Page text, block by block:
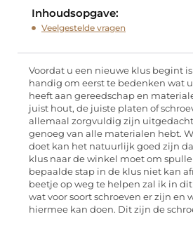
Inhoudsopgave:
Veelgestelde vragen
Voordat u een nieuwe klus begint
handig om eerst te bedenken wat
heeft aan gereedschap en
juist hout, de juiste platen of
allemaal zorgvuldig zijn
genoeg van alle materialen hebt.
doet kan het natuurlijk goed zijn
klus naar de winkel moet om
bepaalde stap in de klus niet kan
beetje op weg te helpen zal ik in
wat voor soort schroeven er zijn en
hiermee kan doen. Dit zijn de